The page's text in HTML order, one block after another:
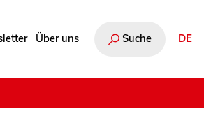
Über uns Suche DE